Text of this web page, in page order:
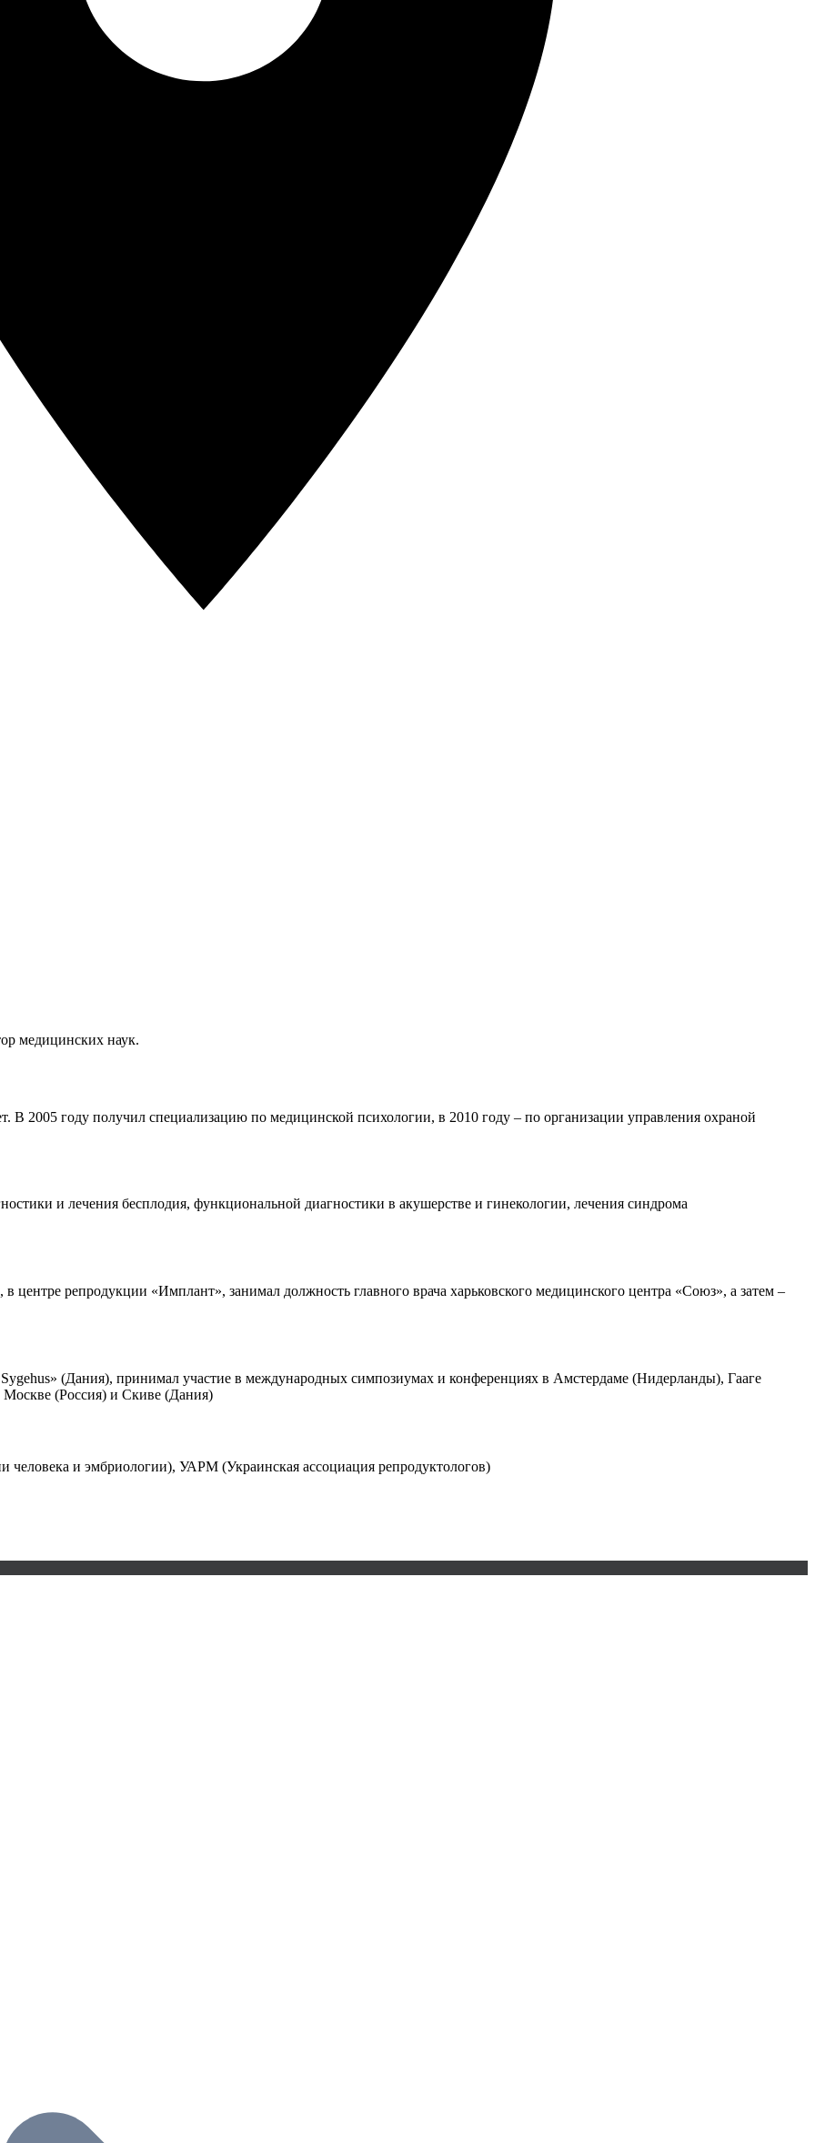
медицинских наук.
2005 году получил специализацию по медицинской психологии, в 2010 году – по организации управления охраной
и лечения бесплодия, функциональной диагностики в акушерстве и гинекологии, лечения синдрома
центре репродукции «Имплант», занимал должность главного врача харьковского медицинского центра «Союз», а затем –
(Дания), принимал участие в международных симпозиумах и конференциях в Амстердаме (Нидерланды), Гааге
(Россия) и Скиве (Дания)
человека и эмбриологии), УАРМ (Украинская ассоциация репродуктологов)